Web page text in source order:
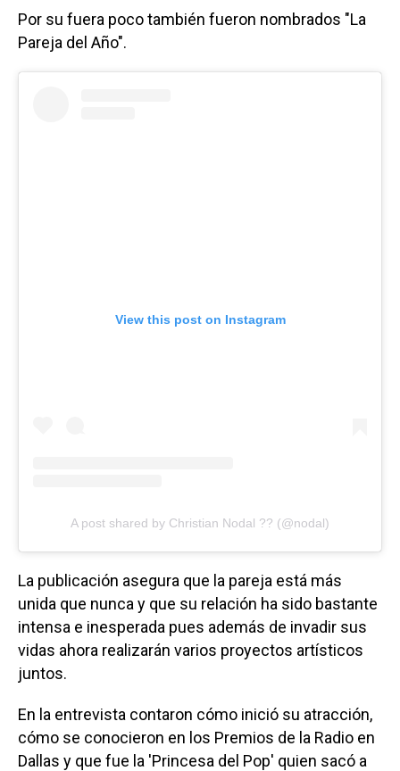
Por su fuera poco también fueron nombrados "La
Pareja del Año".
View this post on Instagram
A post shared by Christian Nodal ?? (@nodal)
La publicación asegura que la pareja está más
unida que nunca y que su relación ha sido bastante
intensa e inesperada pues además de invadir sus
vidas ahora realizarán varios proyectos artísticos
juntos.
En la entrevista contaron cómo inició su atracción,
cómo se conocieron en los Premios de la Radio en
Dallas y que fue la 'Princesa del Pop' quien sacó a